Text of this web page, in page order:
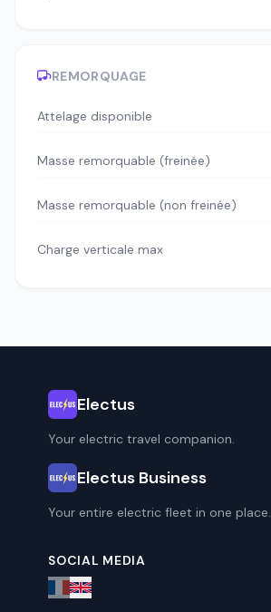
REMORQUAGE
Attelage disponible
Masse remorquable (freinée)
Masse remorquable (non freinée)
Charge verticale max
Electus
Your electric travel companion.
Electus Business
Your entire electric fleet in one place.
SOCIAL MEDIA